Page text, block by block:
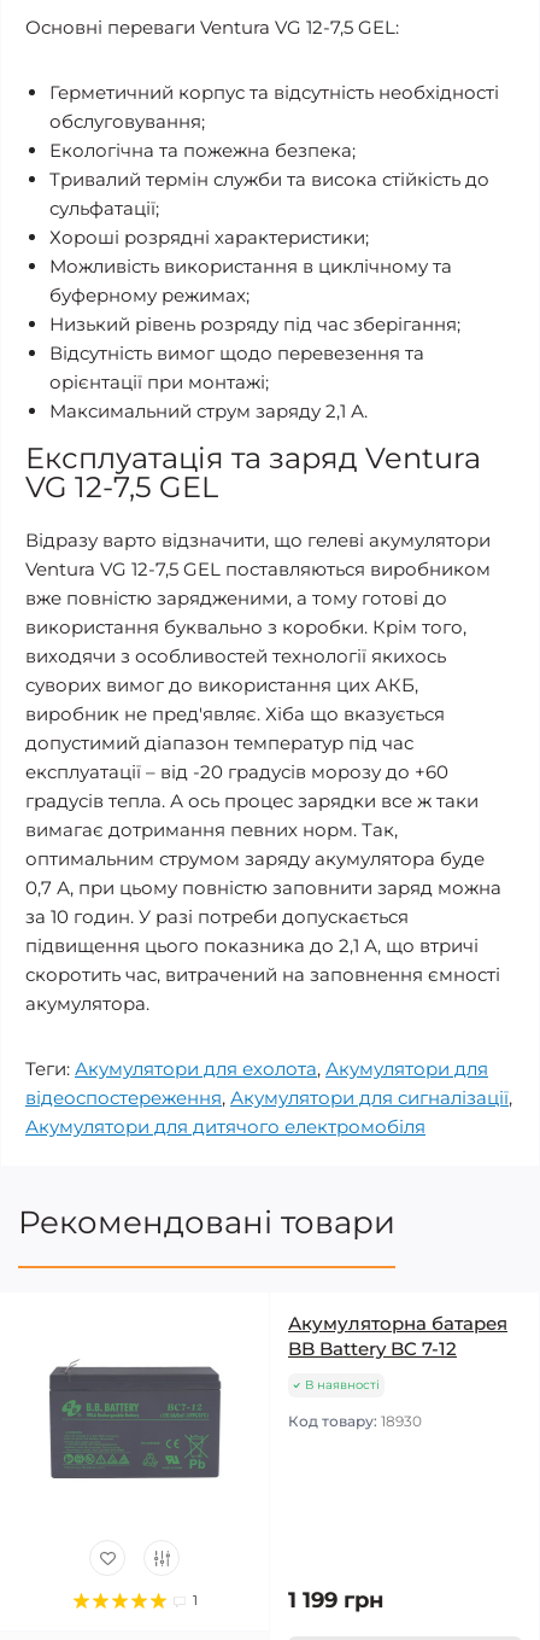
Основні переваги Ventura VG 12-7,5 GEL:
Герметичний корпус та відсутність необхідності
обслуговування;
Екологічна та пожежна безпека;
Тривалий термін служби та висока стійкість до
сульфатації;
Хороші розрядні характеристики;
Можливість використання в циклічному та
буферному режимах;
Низький рівень розряду під час зберігання;
Відсутність вимог щодо перевезення та
орієнтації при монтажі;
Максимальний струм заряду 2,1 А.
Експлуатація та заряд Ventura
VG 12-7,5 GEL
Відразу варто відзначити, що гелеві акумулятори
Ventura VG 12-7,5 GEL поставляються виробником
вже повністю зарядженими, а тому готові до
використання буквально з коробки. Крім того,
виходячи з особливостей технології якихось
суворих вимог до використання цих АКБ,
виробник не пред'являє. Хіба що вказується
допустимий діапазон температур під час
експлуатації – від -20 градусів морозу до +60
градусів тепла. А ось процес зарядки все ж таки
вимагає дотримання певних норм. Так,
оптимальним струмом заряду акумулятора буде
0,7 А, при цьому повністю заповнити заряд можна
за 10 годин. У разі потреби допускається
підвищення цього показника до 2,1 А, що втричі
скоротить час, витрачений на заповнення ємності
акумулятора.
Теги: Акумулятори для ехолота, Акумулятори для
відеоспостереження, Акумулятори для сигналізації,
Акумулятори для дитячого електромобіля
Рекомендовані товари
1
Акумуляторна батарея
BB Battery BC 7-12
В наявності
Код товару: 18930
1 199 грн